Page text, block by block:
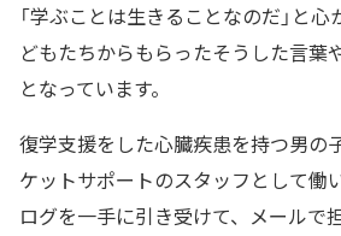
「学ぶことは生きることなのだ」と
どもたちからもらったそうした言葉
となっています。
復学支援をした心臓疾患を持つ男の
ケットサポートのスタッフとして働
ログを一手に引き受けて、メールで